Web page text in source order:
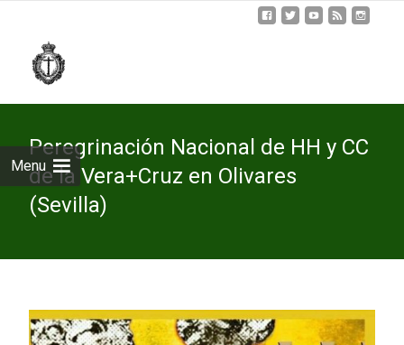
Menu
Peregrinación Nacional de HH y CC
de la Vera+Cruz en Olivares
(Sevilla)